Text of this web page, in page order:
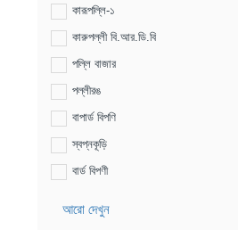
কারূপল্লি-১
কারুপল্লী বি.আর.ডি.বি
পল্লি বাজার
পল্লীরঙ
বাপার্ড বিপণি
স্বপ্নকূড়ি
বার্ড বিপণী
আরো দেখুন